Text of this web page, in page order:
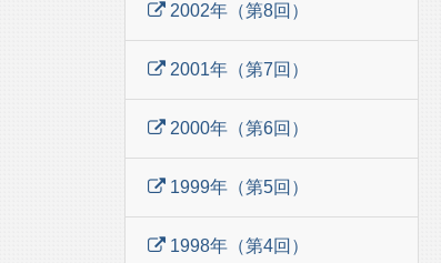
2002年（第8回）
2001年（第7回）
2000年（第6回）
1999年（第5回）
1998年（第4回）